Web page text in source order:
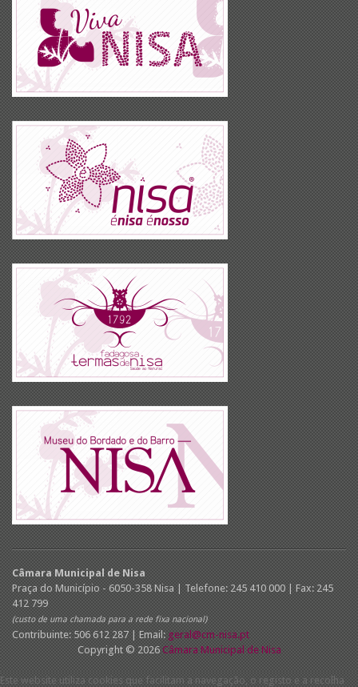
Câmara Municipal de Nisa
Praça do Município - 6050-358 Nisa | Telefone: 245 410 000 | Fax: 245
412 799
(custo de uma chamada para a rede fixa nacional)
Contribuinte: 506 612 287 | Email: geral@cm-nisa.pt
Copyright © 2026 Câmara Municipal de Nisa
Este website utiliza cookies que facilitam a navegação, o registo e a recolha